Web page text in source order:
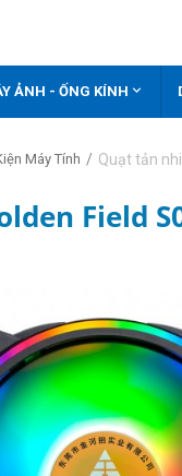
ẢNH - ỐNG KÍNH 
Máy Tính / Quạt tản
Field